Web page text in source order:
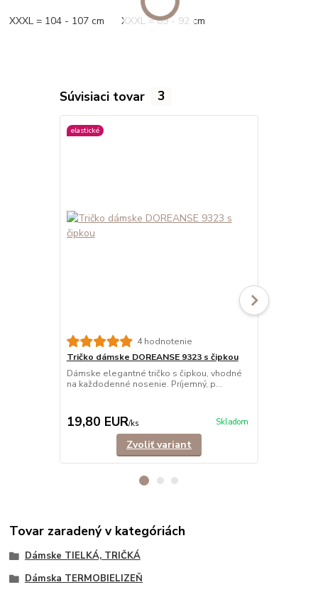
XXXL = 104 - 107 cm XXXL = 89 - 92 cm
Súvisiaci tovar 3
elastické
4 hodnotenie
Tričko dámske DOREANSE 9323 s čipkou
Dámske elegantné tričko s čipkou, vhodné
na každodenné nosenie. Príjemný, p...
19,80 EUR/ks Skladom
Zvoliť variant
Tovar zaradený v kategóriách
Dámske TIELKÁ, TRIČKÁ
Dámska TERMOBIELIZEŇ